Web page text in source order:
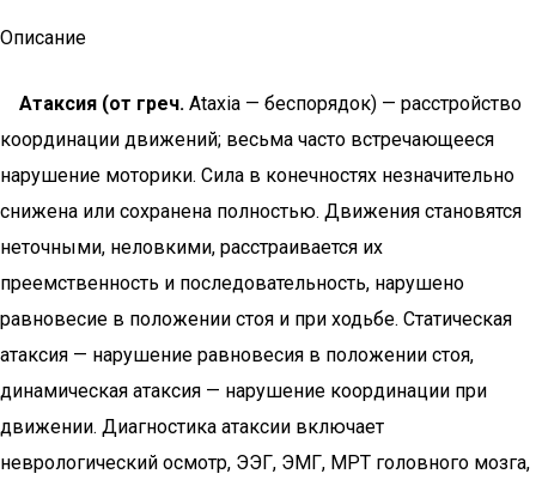
Описание
Атаксия (от греч. Ataxia — беспорядок) — расстройство
координации движений; весьма часто встречающееся
нарушение моторики. Сила в конечностях незначительно
снижена или сохранена полностью. Движения становятся
неточными, неловкими, расстраивается их
преемственность и последовательность, нарушено
равновесие в положении стоя и при ходьбе. Статическая
атаксия — нарушение равновесия в положении стоя,
динамическая атаксия — нарушение координации при
движении. Диагностика атаксии включает
неврологический осмотр, ЭЭГ, ЭМГ, МРТ головного мозга,